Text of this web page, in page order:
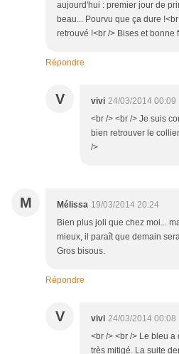
aujourd'hui : premier jour de
beau... Pourvu que ça dure
retrouvé !<br /> Bises et bonne
Répondre
V vivi 24/03/2014 00:09
<br /> <br /> Je suis
bien retrouver le
/>
M Mélissa 19/03/2014 20:24
Bien plus joli que chez moi...
mieux, il paraît que demain
Gros bisous.
Répondre
V vivi 24/03/2014 00:08
<br /> <br /> Le bleu
très mitigé. La suite